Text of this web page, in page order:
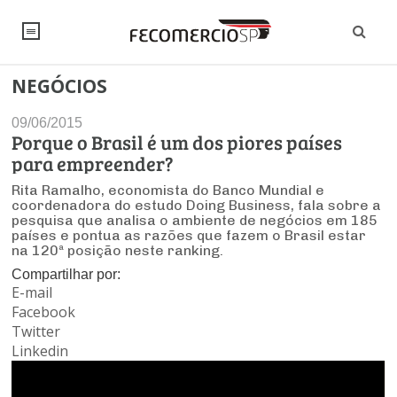
NOTÍCIAS
Editorial
Artigos
Institucional
Debates Fecomercio-SP
PROJETOS ESPECIAIS:
UM BRASIL
UM BRASIL
Economia
Pesquisas
Brasil
Internacional
Modernização do Estado
Economia Digital
Legislação
Trabalho
Empresas
Arbitragem e Mediação
Reforma Tributária
Negócios
Varejo
Atacado
Sustentabilidade
ESG
Últimas Notícias
SINDICATOS
PESQUISAS
FALE CONOSCO
INSTITUCIONAL
Sobre
Imprensa
CONSELHOS
Conselho de Turismo
EMPRESAS
NEGÓCIOS
09/06/2015
Porque o Brasil é um dos piores países
para empreender?
Rita Ramalho, economista do Banco Mundial e
coordenadora do estudo Doing Business, fala sobre a
pesquisa que analisa o ambiente de negócios em 185
países e pontua as razões que fazem o Brasil estar
na 120ª posição neste ranking.
Compartilhar por:
E-mail
Facebook
Twitter
Linkedin